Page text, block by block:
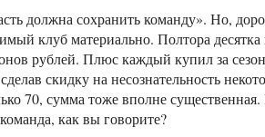
должна сохранить команду». Но,
клуб материально. Полтора
рублей. Плюс каждый купил за
скидку на несознательность
70, сумма тоже вполне
как вы говорите?